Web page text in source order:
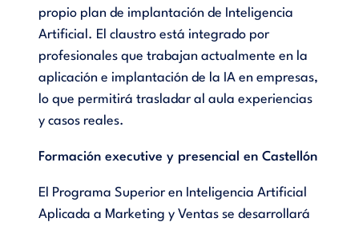
propio plan de implantación de Inteligencia
Artificial. El claustro está integrado por
profesionales que trabajan actualmente en la
aplicación e implantación de la IA en empresas,
lo que permitirá trasladar al aula experiencias
y casos reales.
Formación executive y presencial en Castellón
El Programa Superior en Inteligencia Artificial
Aplicada a Marketing y Ventas se desarrollará